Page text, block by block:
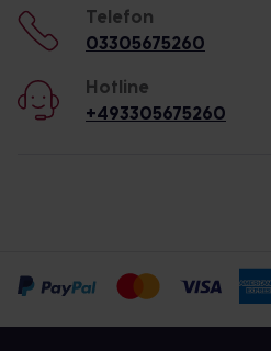
Telefon
03305675260
Hotline
+493305675260